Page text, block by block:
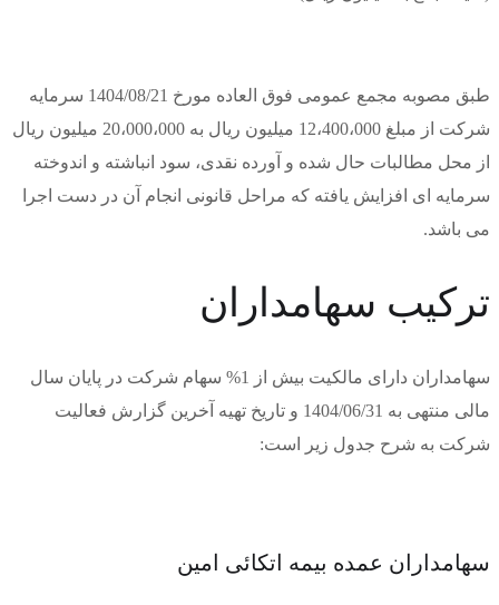
طبق مصوبه مجمع عمومی فوق العاده مورخ 1404/08/21 سرمایه
شرکت از مبلغ 12،400،000 میلیون ریال به 20،000،000 میلیون ریال
از محل مطالبات حال شده و آورده نقدی، سود انباشته و اندوخته
سرمایه ای افزایش یافته که مراحل قانونی انجام آن در دست اجرا
می باشد.
ترکیب سهامداران
سهامداران دارای مالکیت بیش از 1% سهام شرکت در پایان سال
مالی منتهی به 1404/06/31 و تاریخ تهیه آخرین گزارش فعالیت
شرکت به شرح جدول زیر است:
سهامداران عمده بیمه اتکائی امین